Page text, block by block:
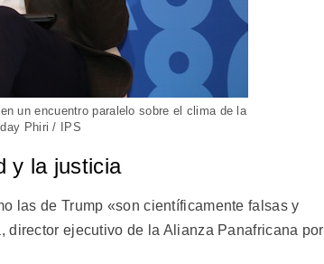
un encuentro paralelo sobre el clima de la
Phiri / IPS
y la justicia
las de Trump «son científicamente falsas y
director ejecutivo de la Alianza Panafricana por